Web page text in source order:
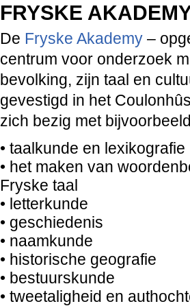
FRYSKE
De Fryske Akademy –
centrum voor onderzoek
bevolking, zijn taal en
gevestigd in het
zich bezig met
• taalkunde en lexikografie
• het maken van
Fryske taal
• letterkunde
• geschiedenis
• naamkunde
• historische geografie
• bestuurskunde
• tweetaligheid en